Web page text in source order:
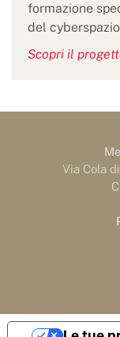
formazione
del cyberspazio
Scopri il
Via Cola